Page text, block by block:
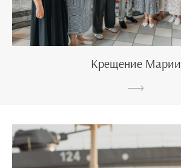
Крещение Марии